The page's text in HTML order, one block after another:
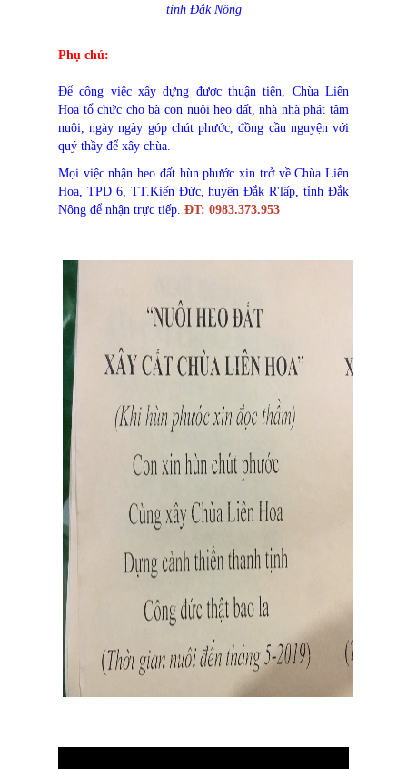
tỉnh Đắk Nông
Phụ chú:
Để công việc xây dựng được thuận tiện, Chùa Liên
Hoa tổ chức cho bà con nuôi heo đất, nhà nhà phát tâm
nuôi, ngày ngày góp chút phước, đồng cầu nguyện với
quý thầy để xây chùa.
Mọi việc nhận heo đất hùn phước xin trở về Chùa Liên
Hoa, TPD 6, TT.Kiến Đức, huyện Đắk R'lấp, tỉnh Đắk
Nông để nhận trực tiếp. ĐT: 0983.373.953